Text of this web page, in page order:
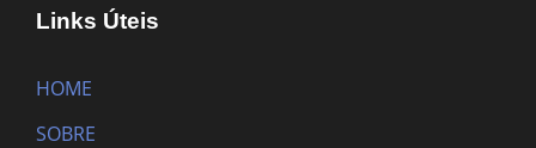
Links Úteis
HOME
SOBRE